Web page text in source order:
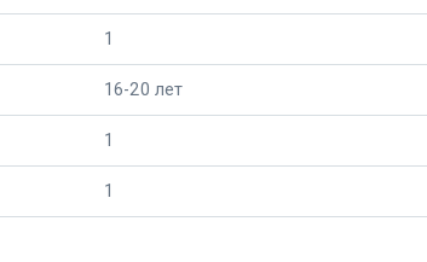
1
16-20 лет
1
1